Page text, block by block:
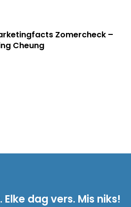
Zomercheck –
Cheung
dag vers. Mis niks!